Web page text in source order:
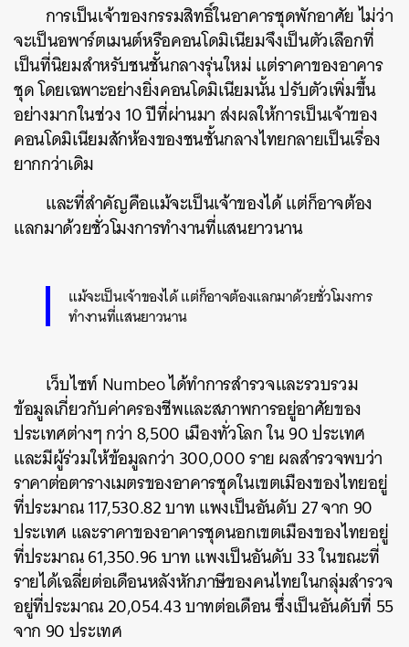
การเป็นเจ้าของกรรมสิทธิ์ในอาคารชุดพักอาศัย ไม่ว่า
จะเป็นอพาร์ตเมนต์หรือคอนโดมิเนียมจึงเป็นตัวเลือกที่
เป็นที่นิยมสำหรับชนชั้นกลางรุ่นใหม่ แต่ราคาของอาคาร
ชุด โดยเฉพาะอย่างยิ่งคอนโดมิเนียมนั้น ปรับตัวเพิ่มขึ้น
อย่างมากในช่วง 10 ปีที่ผ่านมา ส่งผลให้การเป็นเจ้าของ
คอนโดมิเนียมสักห้องของชนชั้นกลางไทยกลายเป็นเรื่อง
ยากกว่าเดิม
และที่สำคัญคือแม้จะเป็นเจ้าของได้ แต่ก็อาจต้อง
แลกมาด้วยชั่วโมงการทำงานที่แสนยาวนาน
แม้จะเป็นเจ้าของได้ แต่ก็อาจต้องแลกมาด้วยชั่วโมงการ
ทำงานที่แสนยาวนาน
เว็บไซท์ Numbeo ได้ทำการสำรวจและรวบรวม
ข้อมูลเกี่ยวกับค่าครองชีพและสภาพการอยู่อาศัยของ
ประเทศต่างๆ กว่า 8,500 เมืองทั่วโลก ใน 90 ประเทศ
และมีผู้ร่วมให้ข้อมูลกว่า 300,000 ราย ผลสำรวจพบว่า
ราคาต่อตารางเมตรของอาคารชุดในเขตเมืองของไทยอยู่
ที่ประมาณ 117,530.82 บาท แพงเป็นอันดับ 27 จาก 90
ประเทศ และราคาของอาคารชุดนอกเขตเมืองของไทยอยู่
ที่ประมาณ 61,350.96 บาท แพงเป็นอันดับ 33 ในขณะที่
รายได้เฉลี่ยต่อเดือนหลังหักภาษีของคนไทยในกลุ่มสำรวจ
อยู่ที่ประมาณ 20,054.43 บาทต่อเดือน ซึ่งเป็นอันดับที่ 55
จาก 90 ประเทศ